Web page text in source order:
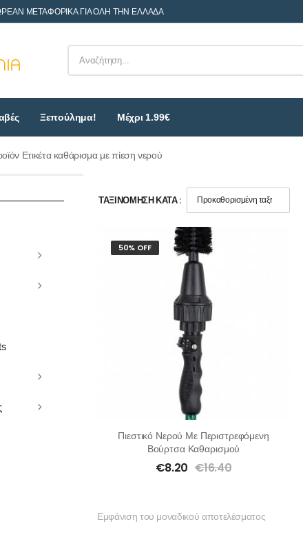
ΜΕΤΑΦΟΡΙΚΑ ΓΙΑ ΟΛΗ ΤΗΝ ΕΛΛΑΔΑ
Ξεπούλημα! Μέχρι 1.99€
Ετικέτα καθάρισμα με πίεση νερού
ΤΑΞΙΝΌΜΗΣΗ ΚΑΤΆ :
50% OFF
Πιεστικό Νερού Με Περιστρεφόμενη
Βούρτσα Καθαρισμού
€8.20 €16.40
Εμφάνιση του μοναδικού αποτελέσματος